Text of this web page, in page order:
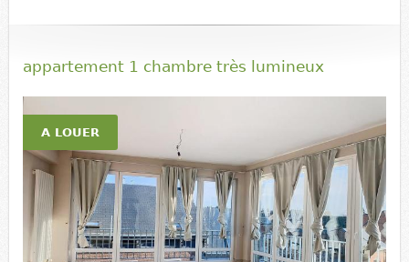
appartement 1 chambre très lumineux
A LOUER